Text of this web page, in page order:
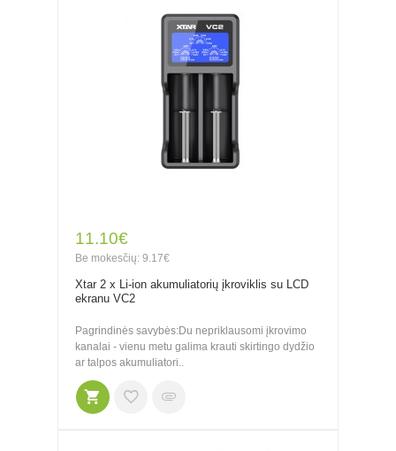
11.10€
Be mokesčių: 9.17€
Xtar 2 x Li-ion akumuliatorių įkroviklis su LCD
ekranu VC2
Pagrindinės savybės:Du nepriklausomi įkrovimo
kanalai - vienu metu galima krauti skirtingo dydžio
ar talpos akumuliatori..